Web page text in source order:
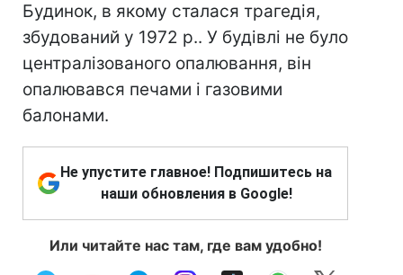
Будинок, в якому сталася трагедія,
збудований у 1972 р.. У будівлі не було
централізованого опалювання, він
опалювався печами і газовими
балонами.
Не упустите главное! Подпишитесь на
наши обновления в Google!
Или читайте нас там, где вам удобно!